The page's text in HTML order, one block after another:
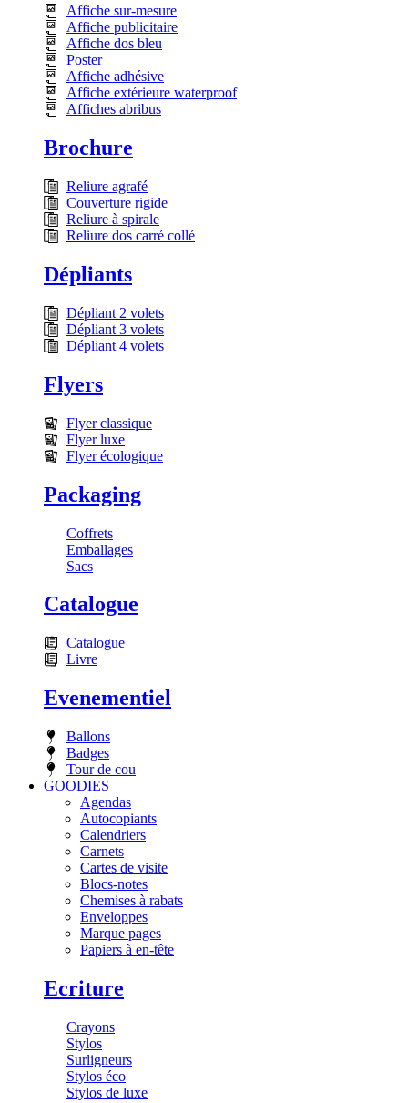
Affiche sur-mesure
Affiche publicitaire
Affiche dos bleu
Poster
Affiche adhésive
Affiche extérieure waterproof
Affiches abribus
Brochure
Reliure agrafé
Couverture rigide
Reliure à spirale
Reliure dos carré collé
Dépliants
Dépliant 2 volets
Dépliant 3 volets
Dépliant 4 volets
Flyers
Flyer classique
Flyer luxe
Flyer écologique
Packaging
Coffrets
Emballages
Sacs
Catalogue
Catalogue
Livre
Evenementiel
Ballons
Badges
Tour de cou
GOODIES
Agendas
Autocopiants
Calendriers
Carnets
Cartes de visite
Blocs-notes
Chemises à rabats
Enveloppes
Marque pages
Papiers à en-tête
Ecriture
Crayons
Stylos
Surligneurs
Stylos éco
Stylos de luxe